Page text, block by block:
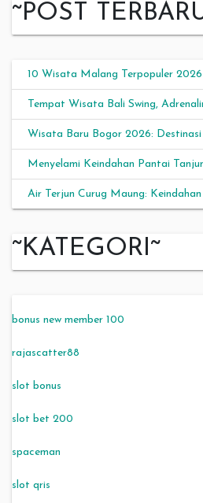
~POST
10 Wisata Malang Terpopuler
Tempat Wisata Bali Swing,
Wisata Baru Bogor 2026:
Menyelami Keindahan Pantai
Air Terjun Curug Maung:
~KATEGORI~
bonus new member 100
rajascatter88
slot bonus
slot bet 200
spaceman
slot qris